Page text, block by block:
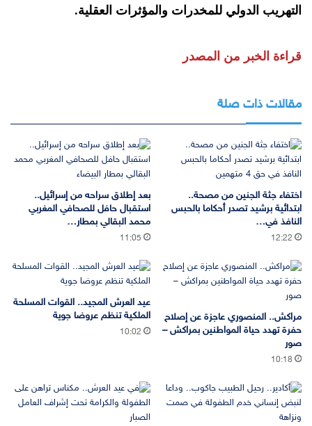
التهريب الدولي للمخدرات والمؤثرات العقلية.
قراءة الخبر من المصدر
مقالات ذات صلة
اختفاء جثة الجنين من مصحة..
ابتدائية برشيد تصدر أحكاما بالحبس
النافذ في…
12:22
بعد إطلاق سراحه من إسرائيل..
استقبال حافل للصحافي المغربي
محمد البقالي بمطار…
11:05
مراكش.. المنصوري عاجزة عن إصلاح
حفرة تهدد حياة المواطنين بمراكش –
صور
10:18
عيد العرش المجيد.. القوات المسلحة
الملكية تنظم عروضا جوية
10:02